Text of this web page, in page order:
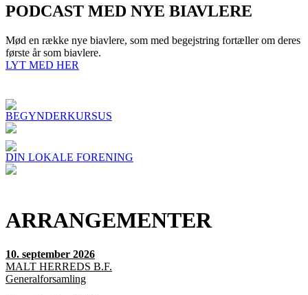
PODCAST MED NYE BIAVLERE
Mød en række nye biavlere, som med begejstring fortæller om deres
første år som biavlere.
LYT MED HER
BEGYNDERKURSUS
DIN LOKALE FORENING
ARRANGEMENTER
10. september 2026
MALT HERREDS B.F.
Generalforsamling